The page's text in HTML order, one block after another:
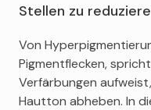
Stellen zu
Von
Pigmentflecken,
Verfärbungen
Hautton abheben. In